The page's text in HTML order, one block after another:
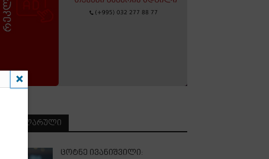
ᲞᲝᲞᲣᲚᲐᲠᲣᲚᲘ
ცოტნე ივანიშვილი: